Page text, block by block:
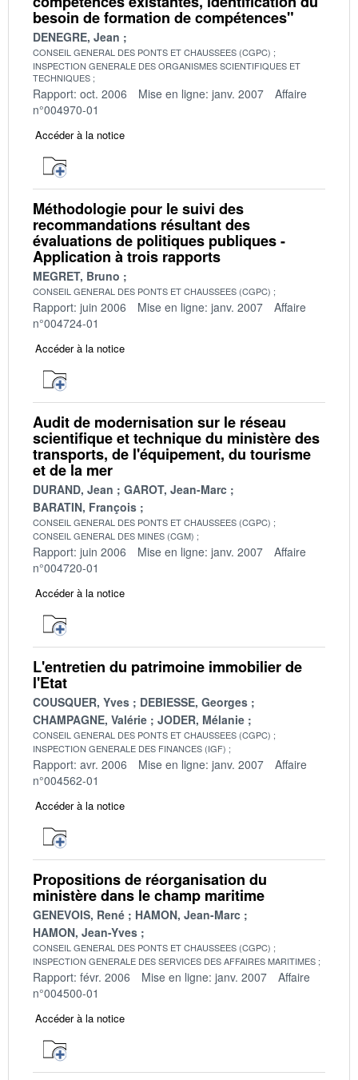
besoin de formation de compétences"
DENEGRE, Jean
CONSEIL GENERAL DES PONTS ET CHAUSSEES (CGPC)
INSPECTION GENERALE DES ORGANISMES SCIENTIFIQUES ET
TECHNIQUES
Rapport: oct. 2006 Mise en ligne: janv. 2007
Affaire
n°004970-01
Accéder à la notice
Méthodologie pour le suivi des
recommandations résultant des
évaluations de politiques publiques -
Application à trois rapports
MEGRET, Bruno
CONSEIL GENERAL DES PONTS ET CHAUSSEES (CGPC)
Rapport: juin 2006 Mise en ligne: janv. 2007
Affaire
n°004724-01
Accéder à la notice
Audit de modernisation sur le réseau
scientifique et technique du ministère des
transports, de l'équipement, du tourisme
et de la mer
DURAND, Jean
GAROT, Jean-Marc
BARATIN, François
CONSEIL GENERAL DES PONTS ET CHAUSSEES (CGPC)
CONSEIL GENERAL DES MINES (CGM)
Rapport: juin 2006 Mise en ligne: janv. 2007
Affaire
n°004720-01
Accéder à la notice
L'entretien du patrimoine immobilier de
l'Etat
COUSQUER, Yves
DEBIESSE, Georges
CHAMPAGNE, Valérie
JODER, Mélanie
CONSEIL GENERAL DES PONTS ET CHAUSSEES (CGPC)
INSPECTION GENERALE DES FINANCES (IGF)
Rapport: avr. 2006 Mise en ligne: janv. 2007
Affaire
n°004562-01
Accéder à la notice
Propositions de réorganisation du
ministère dans le champ maritime
GENEVOIS, René
HAMON, Jean-Marc
HAMON, Jean-Yves
CONSEIL GENERAL DES PONTS ET CHAUSSEES (CGPC)
INSPECTION GENERALE DES SERVICES DES AFFAIRES MARITIMES
Rapport: févr. 2006 Mise en ligne: janv. 2007
Affaire
n°004500-01
Accéder à la notice